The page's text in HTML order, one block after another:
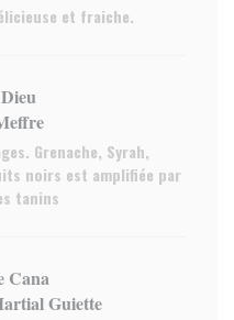
et fraiche.
Grenache, Syrah,
noirs est amplifiée par
tanins
Cana
Guiette